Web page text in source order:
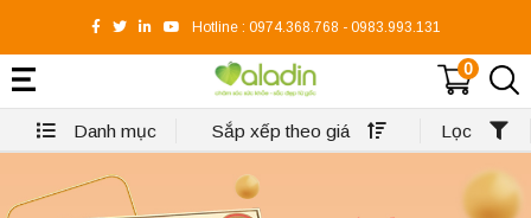
Hotline : 0974.368.768 - 0983.993.131
0
Danh mục Sắp xếp theo giá Lọc